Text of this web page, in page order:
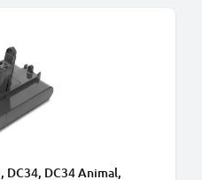
DC34, DC34 Animal,